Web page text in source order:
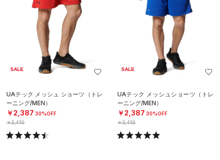
SALE
UAテック メッシュ ショーツ（トレ
ーニング/MEN）
￥2,387 30%OFF
￥3,410
SALE
UAテック メッシュショーツ（トレ
ーニング/MEN）
￥2,387 30%OFF
￥3,410